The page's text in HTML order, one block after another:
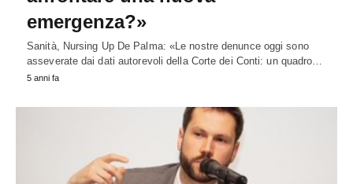
emergenza?»
Sanità, Nursing Up De Palma: «Le nostre denunce oggi sono
asseverate dai dati autorevoli della Corte dei Conti: un quadro…
5 anni fa